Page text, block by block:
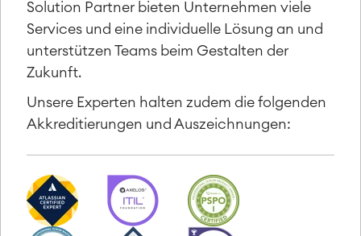
Solution Partner bieten Unternehmen viele
Services und eine individuelle Lösung an und
unterstützen Teams beim Gestalten der
Zukunft.
Unsere Experten halten zudem die folgenden
Akkreditierungen und Auszeichnungen: